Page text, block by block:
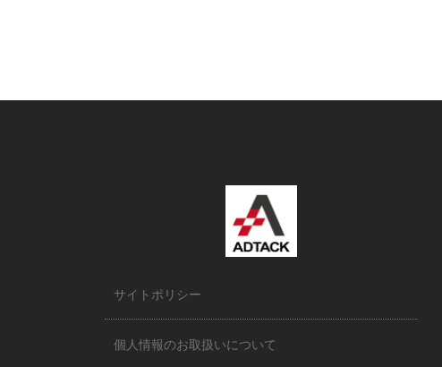
サイトポリシー
個人情報のお取扱いについて